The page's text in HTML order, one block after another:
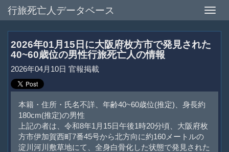
Toggle
行旅死亡人データベース
2026年01月15日に大阪府枚方市で発見された
40~60歳位の男性行旅死亡人の情報
2026年04月10日 官報掲載
本籍・住所・氏名不詳、年齢40~60歳位(推定)、身長約
180cm(推定)の男性
上記の者は、令和8年1月15日午後1時20分頃、大阪府枚
方市伊加賀西町7番45号から北方向に約160メートルの
淀川河川敷草地にて、全身白骨化した状態で発見された